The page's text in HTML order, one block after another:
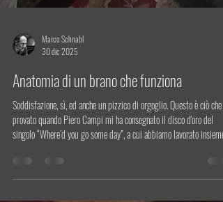
30 dic 2025
Anatomia di un brano che funziona
Soddisfazione, sì, ed anche un pizzico di orgoglio. Questo è ciò che ho
all’inizio del 2025. Un riconoscimento attestato dal MEI per un